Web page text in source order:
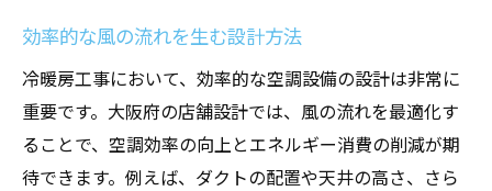
効率的な風の流れを生む設計方法
冷暖房工事において、効率的な空調設備の設計は非常に
重要です。大阪府の店舗設計では、風の流れを最適化す
ることで、空調効率の向上とエネルギー消費の削減が期
待できます。例えば、ダクトの配置や天井の高さ、さら